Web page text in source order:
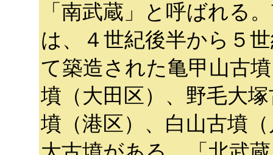
「南武蔵」と呼ばれる
は、４世紀後半から５
て築造された亀甲山古
墳（大田区）、野毛大
墳（港区）、白山古墳